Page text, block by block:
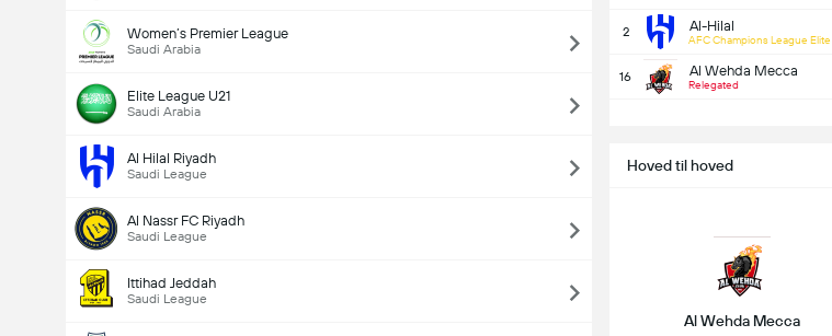
Women’s Premier League
Saudi Arabia
Elite League U21
Saudi Arabia
Al Hilal Riyadh
Saudi League
Al Nassr FC Riyadh
Saudi League
Ittihad Jeddah
Saudi League
2 Al-Hilal
AFC Champions League Elite
16 Al Wehda Mecca
Relegated
Hoved til hoved
Al Wehda Mecca